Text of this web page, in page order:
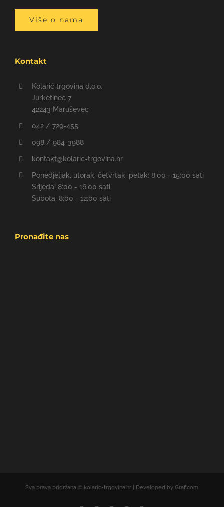
Više o nama
Kontakt
Kolarić trgovina d.o.o.
Jurketinec 7
42243 Maruševec
042 / 729-455
098 / 984-3988
kontakt@kolaric-trgovina.hr
Ponedjeljak, utorak, četvrtak, petak: 8:00 - 15:00 sati
Srijeda: 8:00 - 16:00 sati
Subota: 8:00 - 12:00 sati
Pronađite nas
Sva prava pridržana © kolaric-trgovina.hr | Developed by Graficom